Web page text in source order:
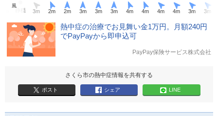
風
静穏 3m 2m 2m 3m 3m 3m 4m 4m 4m 4m 3m 3m
熱中症の治療でお見舞い金1万円。月額240円
でPayPayから即申込可
PayPay保険サービス株式会社
さくら市の熱中症情報を共有する
ポスト シェア LINE